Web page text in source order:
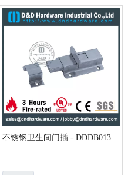
不锈钢卫生间门插 - DDDB013